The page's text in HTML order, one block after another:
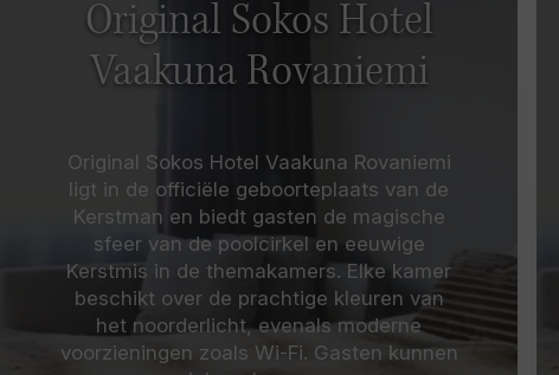
Original Sokos Hotel
Vaakuna Rovaniemi
Original Sokos Hotel Vaakuna Rovaniemi
ligt in de officiële geboorteplaats van de
Kerstman en biedt gasten de magische
sfeer van de poolcirkel en eeuwige
Kerstmis in de themakamers. Elke kamer
beschikt over de prachtige kleuren van
het noorderlicht, evenals moderne
voorzieningen zoals Wi-Fi. Gasten kunnen